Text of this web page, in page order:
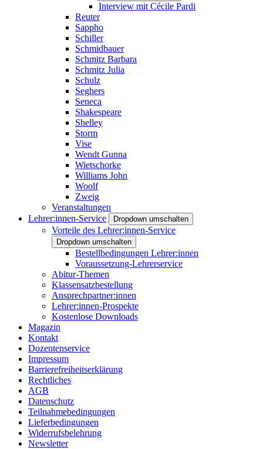
Interview mit Cécile Pardi
Reuter
Sappho
Schiller
Schmidbauer
Schmitz Barbara
Schmitz Julia
Schulz
Seghers
Seneca
Shakespeare
Shelley
Storm
Vise
Wendt Gunna
Wietschorke
Williams John
Woolf
Zweig
Veranstaltungen
Lehrer:innen-Service
Dropdown umschalten
Vorteile des Lehrer:innen-Service
Dropdown umschalten
Bestellbedingungen Lehrer:innen
Voraussetzung-Lehrerservice
Abitur-Themen
Klassensatzbestellung
Ansprechpartner:innen
Lehrer:innen-Prospekte
Kostenlose Downloads
Magazin
Kontakt
Dozentenservice
Impressum
Barrierefreiheitserklärung
Rechtliches
AGB
Datenschutz
Teilnahmebedingungen
Lieferbedingungen
Widerrufsbelehrung
Newsletter